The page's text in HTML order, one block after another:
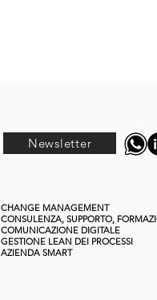
Newsletter
CHANGE MANAGEMENT
CONSULENZA, SUPPORTO,
COMUNICAZIONE DIGITALE
GESTIONE LEAN DEI PROCESSI
AZIENDA SMART